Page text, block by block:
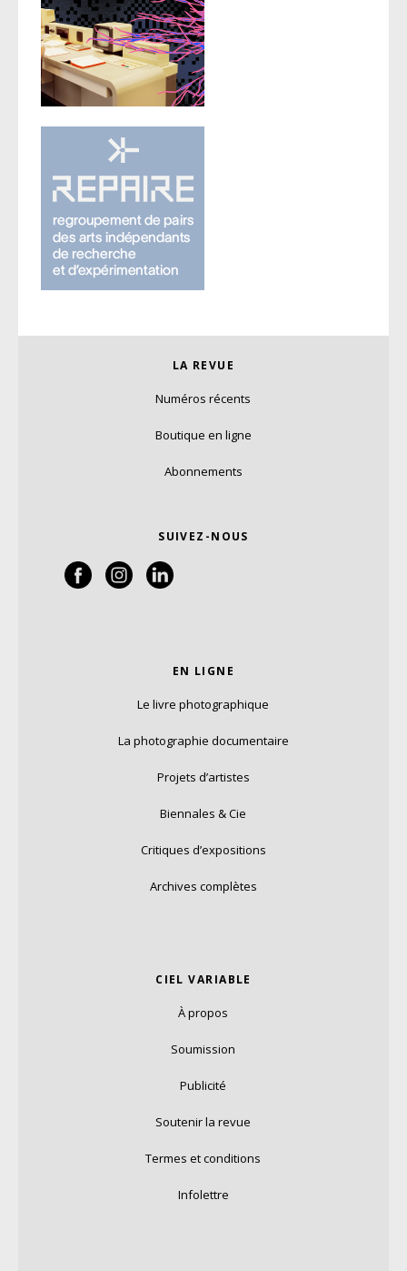
LA REVUE
Numéros récents
Boutique en ligne
Abonnements
SUIVEZ-NOUS
EN LIGNE
Le livre photographique
La photographie documentaire
Projets d’artistes
Biennales & Cie
Critiques d’expositions
Archives complètes
CIEL VARIABLE
À propos
Soumission
Publicité
Soutenir la revue
Termes et conditions
Infolettre